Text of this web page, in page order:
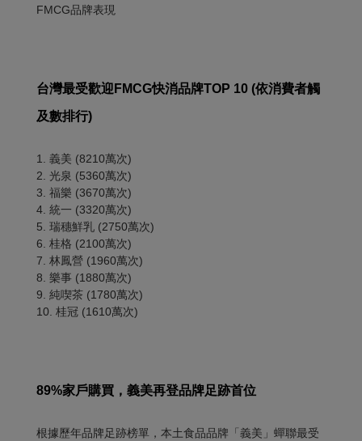
FMCG品牌表現
台灣最受歡迎 FMCG快消品牌TOP 10 (依消費者觸
及數排行)
1. 義美 (8210萬次)
2. 光泉 (5360萬次)
3. 福樂 (3670萬次)
4. 統一 (3320萬次)
5. 瑞穗鮮乳 (2750萬次)
6. 桂格 (2100萬次)
7. 林鳳營 (1960萬次)
8. 樂事 (1880萬次)
9. 純喫茶 (1780萬次)
10. 桂冠 (1610萬次)
89%家戶購買，義美再登品牌足跡首位
根據歷年品牌足跡榜單，本土食品品牌「義美」蟬聯最受